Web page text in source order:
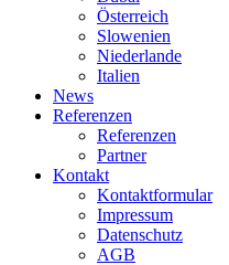
Österreich
Slowenien
Niederlande
Italien
News
Referenzen
Referenzen
Partner
Kontakt
Kontaktformular
Impressum
Datenschutz
AGB